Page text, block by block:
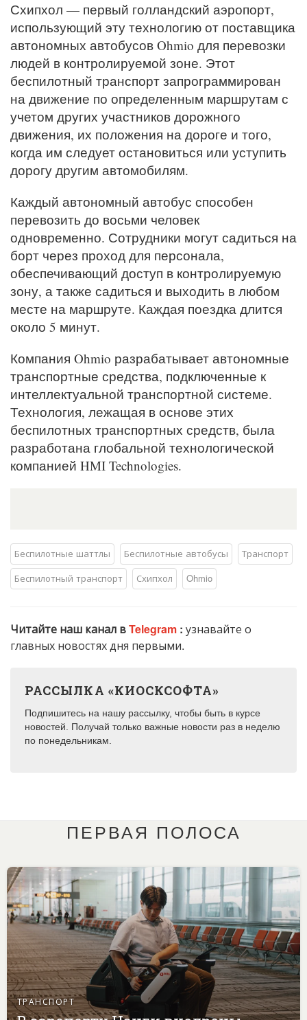
Схипхол — первый голландский аэропорт,
использующий эту технологию от поставщика
автономных автобусов Ohmio для перевозки
людей в контролируемой зоне. Этот
беспилотный транспорт запрограммирован
на движение по определенным маршрутам с
учетом других участников дорожного
движения, их положения на дороге и того,
когда им следует остановиться или уступить
дорогу другим автомобилям.
Каждый автономный автобус способен
перевозить до восьми человек
одновременно. Сотрудники могут садиться на
борт через проход для персонала,
обеспечивающий доступ в контролируемую
зону, а также садиться и выходить в любом
месте на маршруте. Каждая поездка длится
около 5 минут.
Компания Ohmio разрабатывает автономные
транспортные средства, подключенные к
интеллектуальной транспортной системе.
Технология, лежащая в основе этих
беспилотных транспортных средств, была
разработана глобальной технологической
компанией HMI Technologies.
Беспилотные шаттлы Беспилотные автобусы
Транспорт
Беспилотный транспорт
Схипхол Ohmio
Читайте наш канал вTelegram : узнавайте о
главных новостях дня первыми.
РАССЫЛКА «КИОСКСОФТА»
Подпишитесь на нашу рассылку, чтобы быть в курсе
новостей. Получай только важные новости раз в неделю
по понедельникам.
ПЕРВАЯ ПОЛОСА
ТРАНСПОРТ